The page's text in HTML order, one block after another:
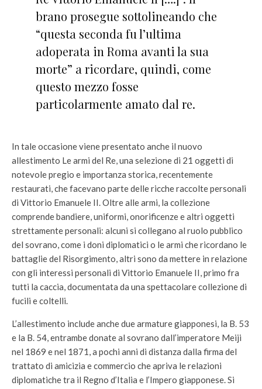
brano prosegue sottolineando che
“questa seconda fu l’ultima
adoperata in Roma avanti la sua
morte” a ricordare, quindi, come
questo mezzo fosse
particolarmente amato dal re.
In tale occasione viene presentato anche il nuovo
allestimento Le armi del Re, una selezione di 21 oggetti di
notevole pregio e importanza storica, recentemente
restaurati, che facevano parte delle ricche raccolte personali
di Vittorio Emanuele II. Oltre alle armi, la collezione
comprende bandiere, uniformi, onorificenze e altri oggetti
strettamente personali: alcuni si collegano al ruolo pubblico
del sovrano, come i doni diplomatici o le armi che ricordano le
battaglie del Risorgimento, altri sono da mettere in relazione
con gli interessi personali di Vittorio Emanuele II, primo fra
tutti la caccia, documentata da una spettacolare collezione di
fucili e coltelli.
L’allestimento include anche due armature giapponesi, la B. 53
e la B. 54, entrambe donate al sovrano dall’imperatore Meiji
nel 1869 e nel 1871, a pochi anni di distanza dalla firma del
trattato di amicizia e commercio che apriva le relazioni
diplomatiche tra il Regno d’Italia e l’Impero giapponese. Si